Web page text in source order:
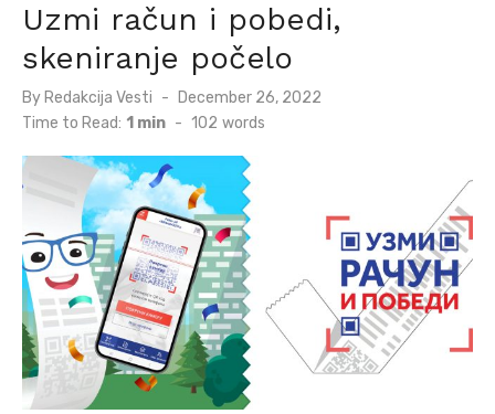
Uzmi račun i pobedi,
skeniranje počelo
By Redakcija Vesti
Posted
on
December 26, 2022
Time to Read: 1 min - 102 words